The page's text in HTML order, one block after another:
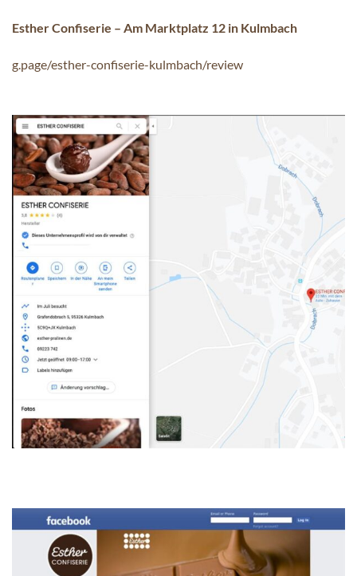
Esther Confiserie – Am Marktplatz 12 in Kulmbach
g.page/esther-confiserie-kulmbach/review